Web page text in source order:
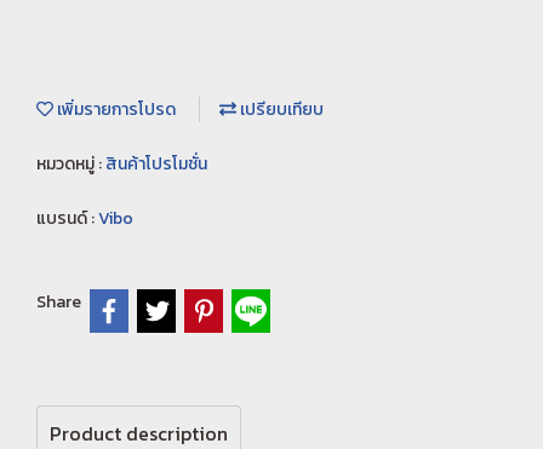
เพิ่มรายการโปรด เปรียบเทียบ
หมวดหมู่ :สินค้าโปรโมชั่น
แบรนด์ :Vibo
Share
Product description